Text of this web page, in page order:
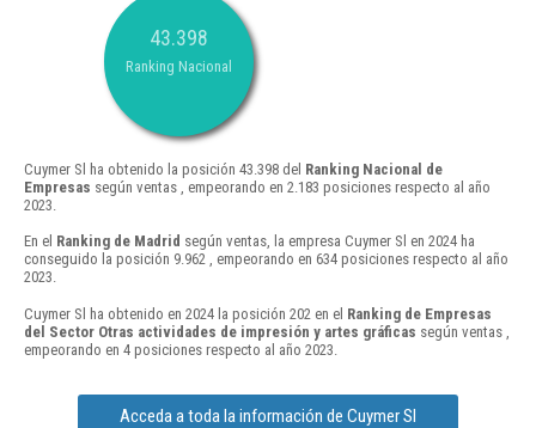
43.398
Ranking Nacional
Cuymer Sl ha obtenido la posición 43.398 del Ranking Nacional de
Empresas según ventas , empeorando en 2.183 posiciones respecto al año
2023.
En el Ranking de Madrid según ventas, la empresa Cuymer Sl en 2024 ha
conseguido la posición 9.962 , empeorando en 634 posiciones respecto al año
2023.
Cuymer Sl ha obtenido en 2024 la posición 202 en el Ranking de Empresas
del Sector Otras actividades de impresión y artes gráficas según ventas ,
empeorando en 4 posiciones respecto al año 2023.
Acceda a toda la información de Cuymer Sl